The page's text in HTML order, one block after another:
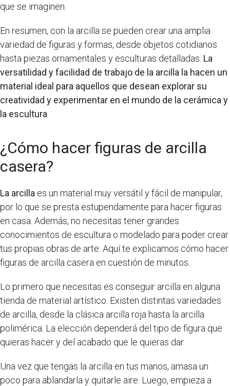
que se imaginen.
En resumen, con la arcilla se pueden crear una amplia
variedad de figuras y formas, desde objetos cotidianos
hasta piezas ornamentales y esculturas detalladas. La
versatilidad y facilidad de trabajo de la arcilla la hacen un
material ideal para aquellos que desean explorar su
creatividad y experimentar en el mundo de la cerámica y
la escultura
¿Cómo hacer figuras de arcilla
casera?
La arcilla es un material muy versátil y fácil de manipular,
por lo que se presta estupendamente para hacer figuras
en casa. Además, no necesitas tener grandes
conocimientos de escultura o modelado para poder crear
tus propias obras de arte. Aquí te explicamos cómo hacer
figuras de arcilla casera en cuestión de minutos.
Lo primero que necesitas es conseguir arcilla en alguna
tienda de material artístico. Existen distintas variedades
de arcilla, desde la clásica arcilla roja hasta la arcilla
polimérica. La elección dependerá del tipo de figura que
quieras hacer y del acabado que le quieras dar.
Una vez que tengas la arcilla en tus manos, amasa un
poco para ablandarla y quitarle aire. Luego, empieza a